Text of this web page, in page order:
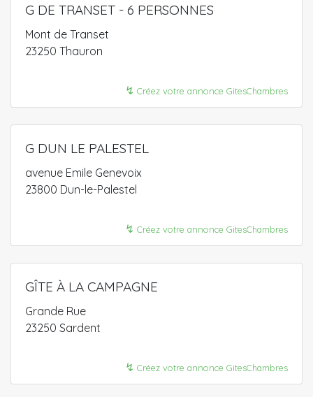
G DE TRANSET - 6 PERSONNES
Mont de Transet
23250 Thauron
↯ Créez votre annonce GitesChambres
G DUN LE PALESTEL
avenue Emile Genevoix
23800 Dun-le-Palestel
↯ Créez votre annonce GitesChambres
GÎTE À LA CAMPAGNE
Grande Rue
23250 Sardent
↯ Créez votre annonce GitesChambres